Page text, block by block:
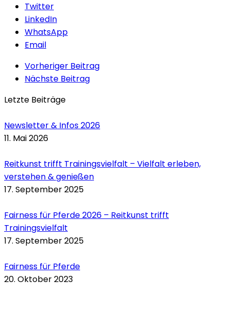
Twitter
LinkedIn
WhatsApp
Email
Vorheriger Beitrag
Nächste Beitrag
Letzte Beiträge
Newsletter & Infos 2026
11. Mai 2026
Reitkunst trifft Trainingsvielfalt – Vielfalt erleben,
verstehen & genießen
17. September 2025
Fairness für Pferde 2026 – Reitkunst trifft
Trainingsvielfalt
17. September 2025
Fairness für Pferde
20. Oktober 2023